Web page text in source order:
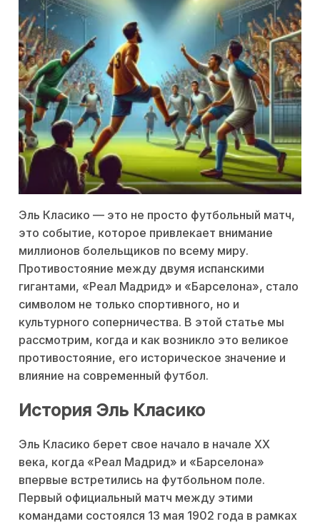
Эль Класико — это не просто футбольный матч,
это событие, которое привлекает внимание
миллионов болельщиков по всему миру.
Противостояние между двумя испанскими
гигантами, «Реал Мадрид» и «Барселона», стало
символом не только спортивного, но и
культурного соперничества. В этой статье мы
рассмотрим, когда и как возникло это великое
противостояние, его историческое значение и
влияние на современный футбол.
История Эль Класико
Эль Класико берет свое начало в начале XX
века, когда «Реал Мадрид» и «Барселона»
впервые встретились на футбольном поле.
Первый официальный матч между этими
командами состоялся 13 мая 1902 года в рамках